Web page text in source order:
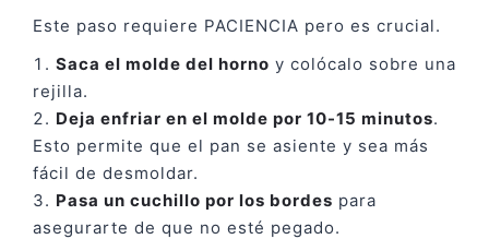
Este paso requiere PACIENCIA pero es crucial.
Saca el molde del horno y colócalo sobre una
rejilla.
Deja enfriar en el molde por 10-15 minutos.
Esto permite que el pan se asiente y sea más
fácil de desmoldar.
Pasa un cuchillo por los bordes para
asegurarte de que no esté pegado.